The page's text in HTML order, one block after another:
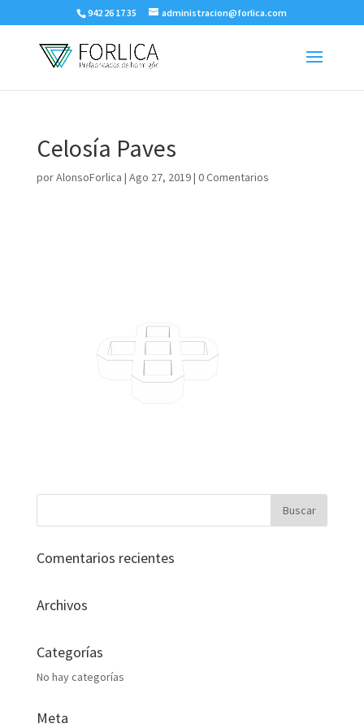
942 26 17 35 administracion@forlica.com
Celosía Paves
porAlonsoForlica | Ago 27, 2019| 0 Comentarios
Comentarios recientes
Archivos
Categorías
No hay categorías
Meta